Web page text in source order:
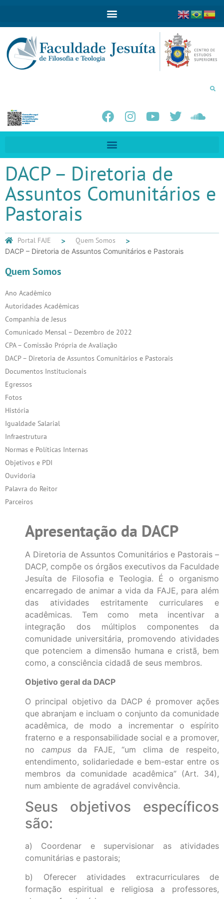
DACP – Diretoria de
Assuntos Comunitários e
Pastorais
Portal FAJE Quem Somos
DACP – Diretoria de Assuntos Comunitários e Pastorais
Quem Somos
Ano Acadêmico
Autoridades Acadêmicas
Companhia de Jesus
Comunicado Mensal – Dezembro de 2022
CPA – Comissão Própria de Avaliação
DACP – Diretoria de Assuntos Comunitários e Pastorais
Documentos Institucionais
Egressos
Fotos
História
Igualdade Salarial
Infraestrutura
Normas e Políticas Internas
Objetivos e PDI
Ouvidoria
Palavra do Reitor
Parceiros
Apresentação da DACP
A Diretoria de Assuntos Comunitários e Pastorais –
DACP, compõe os órgãos executivos da Faculdade
Jesuíta de Filosofia e Teologia. É o organismo
encarregado de animar a vida da FAJE, para além
das atividades estritamente curriculares e
acadêmicas. Tem como meta incentivar a
integração dos múltiplos componentes da
comunidade universitária, promovendo atividades
que potenciem a dimensão humana e cristã, bem
como, a consciência cidadã de seus membros.
Objetivo geral da DACP
O principal objetivo da DACP é promover ações
que abranjam e incluam o conjunto da comunidade
acadêmica, de modo a incrementar o espírito
fraterno e a responsabilidade social e a promover,
no campusda FAJE, “um clima de respeito,
entendimento, solidariedade e bem-estar entre os
membros da comunidade acadêmica” (Art. 34),
num ambiente de agradável convivência.
Seus objetivos específicos
são:
a) Coordenar e supervisionar as atividades
comunitárias e pastorais;
b) Oferecer atividades extracurriculares de
formação espiritual e religiosa a professores,